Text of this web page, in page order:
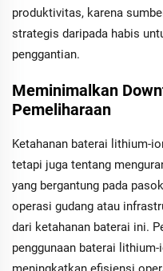
produktivitas, karena
strategis daripada habis
penggantian.
Meminimalkan
Pemeliharaan
Ketahanan baterai lithium-
tetapi juga tentang
yang bergantung pada
operasi gudang atau
dari ketahanan baterai ini.
penggunaan baterai